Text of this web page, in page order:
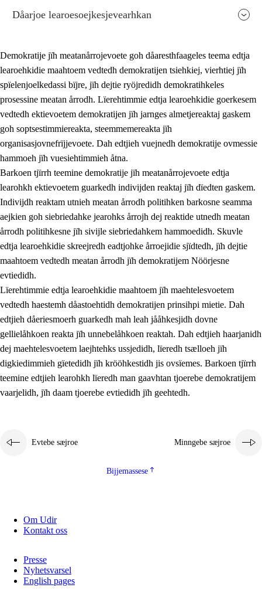
2. Lïeremen, evtiedimmien jïh skearkagimmien prinsihph
2.1 Sosijaale lïereme jïh evtiedimmie
2.2 Maahtoe faagine
2.3 Vihkeles tjiehpiesvoeth
2.4 Lïeredh lïeredh
Dåaresthfaageles teemah
2.5 Dåaresthfaageles teemah
2.5.1 Almetjehealsoe jïh jieledehaalveme
2.5.2 Demokratije jïh meatanårrojevoete
2.5.3 Monnehke evtiedimmie
Dåarjoe learoesoejkesjevearhkan
Demokratije jïh meatanårrojevoete goh dåaresthfaageles teema edtja
learoehkidie maahtoem vedtedh demokratijen tsiehkiej, vierhtiej jïh
spïelenjoelkedassi bïjre, jïh dejtie ryöjredidh demokratihkeles
prosessine meatan årrodh. Lïerehtimmie edtja learoehkidie goerkesem
vedtedh ektievoetem demokratijen jïh jarnges almetjereaktaj gaskem
goh soptsestimmiereakta, steemmemereakta jïh
organisasjovnefrïjjevoete. Dah edtjieh vuejnedh demokratije ovmessie
hammoeh jïh vuesiehtimmieh åtna.
Barkoen tjïrrh teemine demokratije jïh meatanårrojevoete edtja
learohkh ektievoetem guarkedh indivijden reaktaj jïh dïedten gaskem.
Indivijdh reaktam utnieh meatan årrodh politihken barkosne seamma
aejkien goh siebriedahke jearohks årrojh dej reaktide utnedh meatan
årrodh politihkesne jïh sivijle siebriedahkem hammoedidh. Skuvle
edtja learoehkidie skreejredh eadtjohke årroejidie sjïdtedh, jïh dejtie
maahtoem vedtedh meatan årrodh jïh demokratijem Nöörjesne
evtiedidh.
Lïerehtimmie edtja learoehkidie maahtoem jïh maehtelesvoetem
vedtedh haestemh dåastoehtidh demokratijen prinsihpi mietie. Dah
edtjieh dåeriesmoerh guarkedh mah leah jååhkesjidh dovne
gellielåhkoen reakta jïh unnebelåhkoen reaktah. Dah edtjieh haarjanidh
dej maehtelesvoetem laejhtehks ussjedidh, lïeredh tsælloeh jïh
digkiedimmieh gïetedidh jïh krööhkestidh jis ovsïemes. Barkoen tjïrrh
teemine edtjieh learohkh lïeredh man gaavhtan tjoerebe demokratijem
vaarjelidh, jïh daam tjoerebe evtiedidh jïh geehtedh.
Evtebe sæjroe Minngebe sæjroe
Bijjemassese
Om Udir
Kontakt oss
Presse
Nyhetsvarsel
English pages